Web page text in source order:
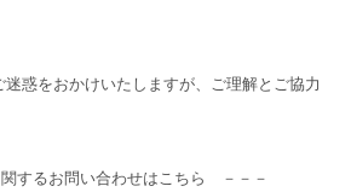
惑をおかけいたしますが、ご理解とご協力
するお問い合わせはこちら －－－